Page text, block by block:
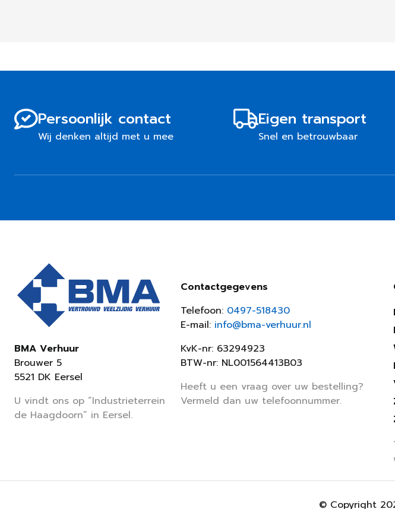
Persoonlijk contact
Wij denken altijd met u mee
Eigen transport
Snel en betrouwbaar
BMA Verhuur
Brouwer 5
5521 DK Eersel
U vindt ons op “Industrieterrein
de Haagdoorn” in Eersel.
Contactgegevens
Telefoon: 0497-518430
E-mail: info@bma-verhuur.nl
KvK-nr: 63294923
BTW-nr: NL001564413B03
Heeft u een vraag over uw bestelling?
Vermeld dan uw telefoonnummer.
© Copyright